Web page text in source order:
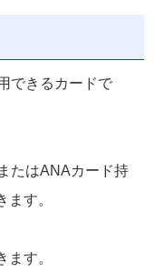
できるカードで
たはANAカード持
す。
す。